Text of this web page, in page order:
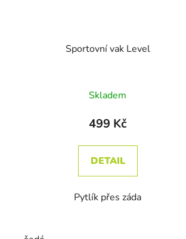
Sportovní vak Level
Skladem
499 Kč
DETAIL
Pytlík přes záda